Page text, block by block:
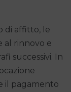
di affitto, le
al rinnovo e
successivi. In
il pagamento